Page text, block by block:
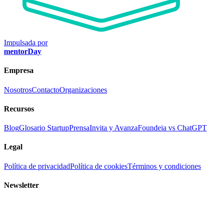
Impulsada por
mentorDay
Empresa
NosotrosContactoOrganizaciones
Recursos
BlogGlosario StartupPrensaInvita y AvanzaFoundeia vs ChatGPT
Legal
Política de privacidadPolítica de cookiesTérminos y condiciones
Newsletter